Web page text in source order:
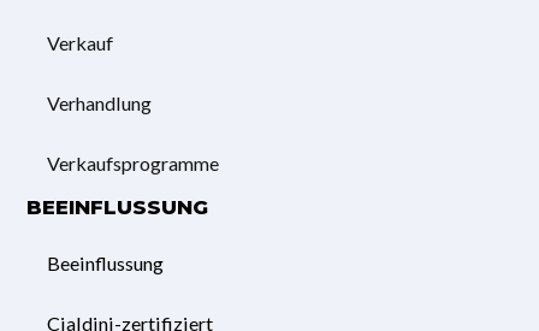
Verkauf
Verhandlung
Verkaufsprogramme
BEEINFLUSSUNG
Beeinflussung
Cialdini-zertifiziert